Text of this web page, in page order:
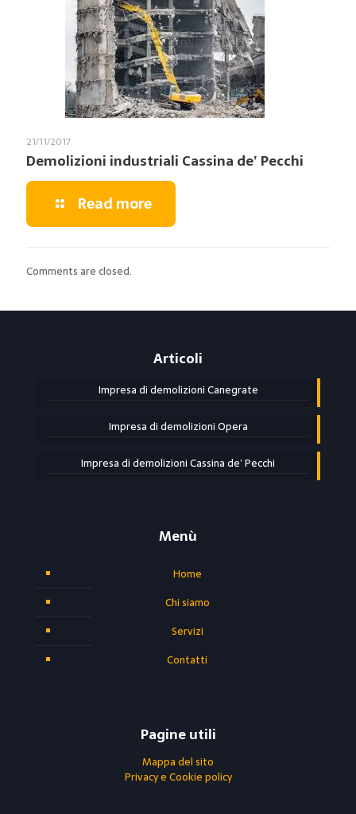
21/11/2017
Demolizioni industriali Cassina de’ Pecchi
Read more
Comments are closed.
Articoli
Impresa di demolizioni Canegrate
Impresa di demolizioni Opera
Impresa di demolizioni Cassina de’ Pecchi
Menù
Home
Chi siamo
Servizi
Contatti
Pagine utili
Mappa del sito
Privacy e Cookie policy